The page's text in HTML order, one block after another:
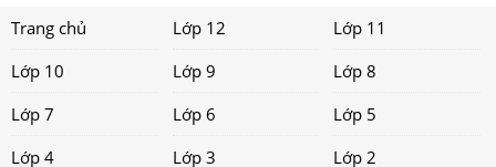
Trang chủ Lớp 12
Lớp 11
Lớp 10
Lớp 9
Lớp 8
Lớp 7
Lớp 6
Lớp 5
Lớp 4
Lớp 3 Lớp 2